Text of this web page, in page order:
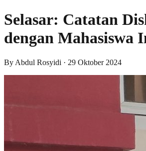
Selasar: Catatan
dengan Mahasiswa
By Abdul Rosyidi · 29 Oktober 2024